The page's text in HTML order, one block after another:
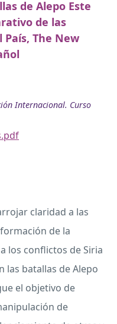
de Alepo Este
de las
The New
Internacional. Curso
claridad a las
de la
los conflictos de Siria
las batallas de Alepo
el objetivo de
de